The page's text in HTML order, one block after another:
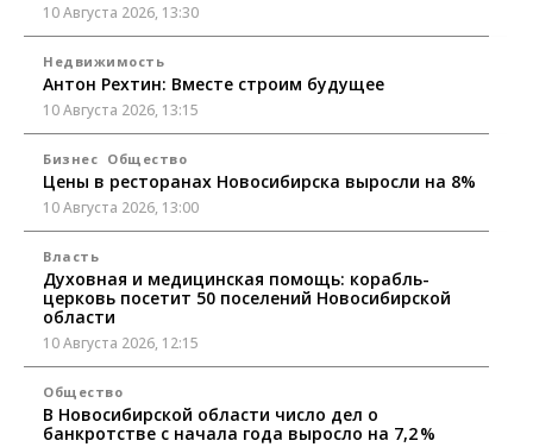
10 Августа 2026, 13:30
Недвижимость
Антон Рехтин: Вместе строим будущее
10 Августа 2026, 13:15
Бизнес Общество
Цены в ресторанах Новосибирска выросли на 8%
10 Августа 2026, 13:00
Власть
Духовная и медицинская помощь: корабль-
церковь посетит 50 поселений Новосибирской
области
10 Августа 2026, 12:15
Общество
В Новосибирской области число дел о
банкротстве с начала года выросло на 7,2 %